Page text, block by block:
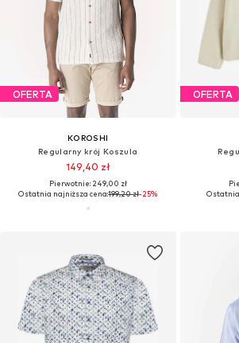
OFERTA
KOROSHI
Regularny krój Koszula
149,40 zł
Pierwotnie: 249,00 zł
Ostatnia najniższa cena:199,20 zł-25%
OFERTA